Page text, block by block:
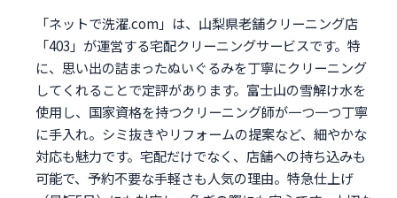
「ネットで洗濯.com」は、山梨県老舗クリーニング店
「403」が運営する宅配クリーニングサービスです。特
に、思い出の詰まったぬいぐるみを丁寧にクリーニング
してくれることで定評があります。富士山の雪解け水を
使用し、国家資格を持つクリーニング師が一つ一つ丁寧
に手入れ。シミ抜きやリフォームの提案など、細やかな
対応も魅力です。宅配だけでなく、店舗への持ち込みも
可能で、予約不要な手軽さも人気の理由。特急仕上げ